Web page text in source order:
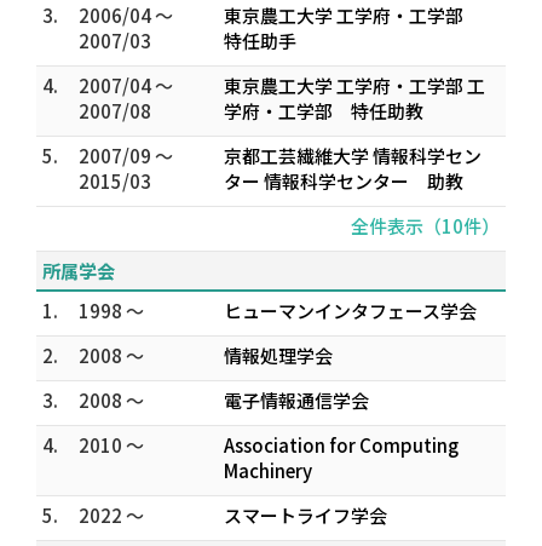
3.
2006/04 ～
2007/03
東京農工大学 工学府・工学部
特任助手
4.
2007/04 ～
2007/08
東京農工大学 工学府・工学部 工
学府・工学部 特任助教
5.
2007/09 ～
2015/03
京都工芸繊維大学 情報科学セン
ター 情報科学センター 助教
全件表示（10件）
所属学会
1.
1998 ～
ヒューマンインタフェース学会
2.
2008 ～
情報処理学会
3.
2008 ～
電子情報通信学会
4.
2010 ～
Association for Computing
Machinery
5.
2022 ～
スマートライフ学会